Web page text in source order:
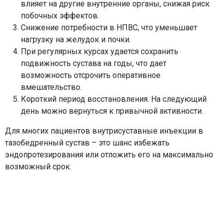
влияет на другие внутренние органы, снижая риск
побочных эффектов.
Снижение потребности в НПВС, что уменьшает
нагрузку на желудок и почки.
При регулярных курсах удается сохранить
подвижность сустава на годы, что дает
возможность отсрочить оперативное
вмешательство.
Короткий период восстановления. На следующий
день можно вернуться к привычной активности.
Для многих пациентов внутрисуставные инъекции в
тазобедренный сустав – это шанс избежать
эндопротезирования или отложить его на максимально
возможный срок.